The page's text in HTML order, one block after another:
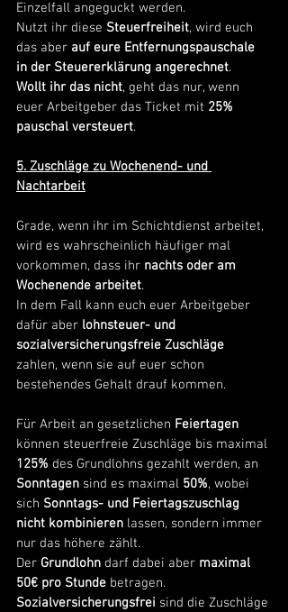
Einzelfall angeguckt werden.
Nutzt ihr diese Steuerfreiheit, wird euch
das aber auf eure Entfernungspauschale
in der Steuererklärung angerechnet.
Wollt ihr das nicht, geht das nur, wenn
euer Arbeitgeber das Ticket mit 25%
pauschal versteuert.
5. Zuschläge zu Wochenend- und
Nachtarbeit
Grade, wenn ihr im Schichtdienst arbeitet,
wird es wahrscheinlich häufiger mal
vorkommen, dass ihr nachts oder am
Wochenende arbeitet.
In dem Fall kann euch euer Arbeitgeber
dafür aber lohnsteuer- und
sozialversicherungsfreie Zuschläge
zahlen, wenn sie auf euer schon
bestehendes Gehalt drauf kommen.
Für Arbeit an gesetzlichen Feiertagen
können steuerfreie Zuschläge bis maximal
125% des Grundlohns gezahlt werden, an
Sonntagen sind es maximal 50%, wobei
sich Sonntags- und Feiertagszuschlag
nicht kombinieren lassen, sondern immer
nur das höhere zählt.
Der Grundlohn darf dabei aber maximal
50€ pro Stunde betragen.
Sozialversicherungsfrei sind die Zuschläge